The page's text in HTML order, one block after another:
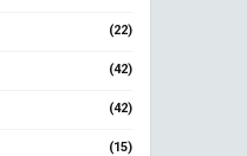
(22)
(42)
(42)
(15)